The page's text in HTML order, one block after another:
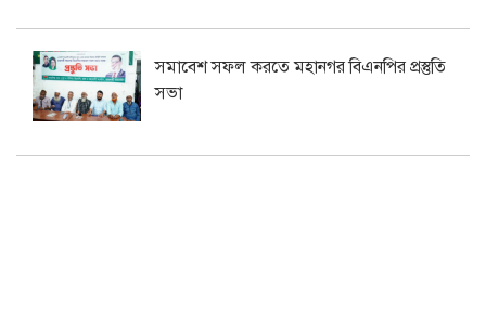
সমাবেশ সফল করতে মহানগর বিএনপির প্রস্তুতি
সভা